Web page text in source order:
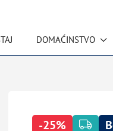
DOMAĆINSTVO